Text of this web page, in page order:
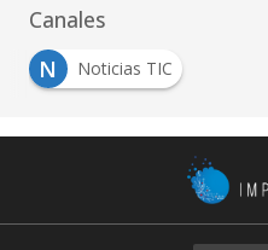
Canales
N
Noticias TIC